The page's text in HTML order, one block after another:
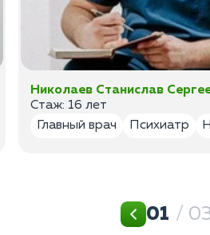
Николаев Станислав
Стаж: 16 лет
Главный врач
Психиатр
01 /